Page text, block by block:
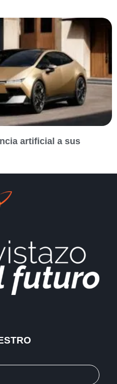
artificial a sus